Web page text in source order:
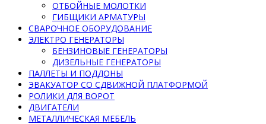
ОТБОЙНЫЕ МОЛОТКИ
ГИБЩИКИ АРМАТУРЫ
СВАРОЧНОЕ ОБОРУДОВАНИЕ
ЭЛЕКТРО ГЕНЕРАТОРЫ
БЕНЗИНОВЫЕ ГЕНЕРАТОРЫ
ДИЗЕЛЬНЫЕ ГЕНЕРАТОРЫ
ПАЛЛЕТЫ И ПОДДОНЫ
ЭВАКУАТОР СО СДВИЖНОЙ ПЛАТФОРМОЙ
РОЛИКИ ДЛЯ ВОРОТ
ДВИГАТЕЛИ
МЕТАЛЛИЧЕСКАЯ МЕБЕЛЬ